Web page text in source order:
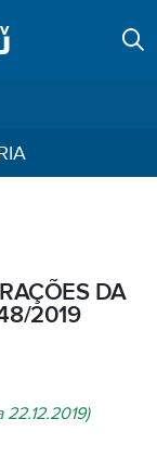
DA
2019